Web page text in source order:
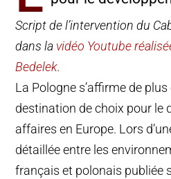
Script de l’intervention du
dans la vidéo Youtube
Bedelek.
La Pologne s’affirme de
destination de choix pour le
affaires en Europe. Lors
détaillée entre les
français et polonais publiée